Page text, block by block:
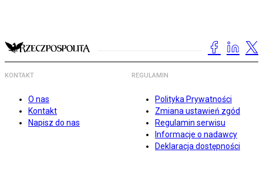
KONTAKT
O nas
Kontakt
Napisz do nas
REGULAMIN
Polityka Prywatności
Zmiana ustawień zgód
Regulamin serwisu
Informacje o nadawcy
Deklaracja dostępności